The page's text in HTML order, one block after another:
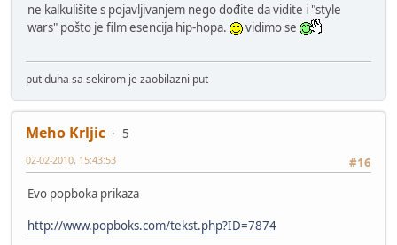
ne kalkulišite s pojavljivanjem nego dođite da vidite i "style
wars" pošto je film esencija hip-hopa.
vidimo se
put duha sa sekirom je zaobilazni put
Meho Krljic
5
#16
02-02-2010, 15:43:53
Evo popboka prikaza
http://www.popboks.com/tekst.php?ID=7874